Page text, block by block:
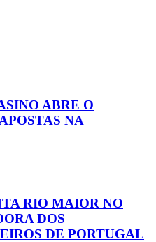
ABRE O
NA
RIO MAIOR NO
DOS
DE PORTUGAL